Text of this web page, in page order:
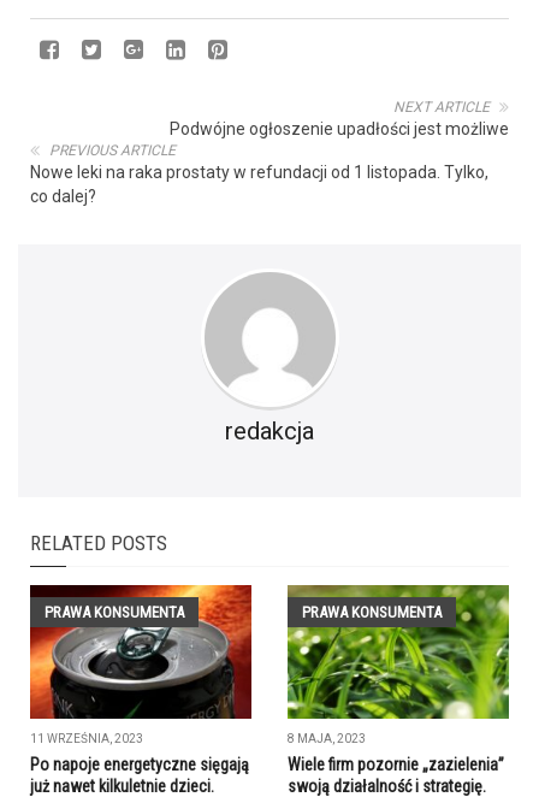
NEXT ARTICLE
Podwójne ogłoszenie upadłości jest możliwe
PREVIOUS ARTICLE
Nowe leki na raka prostaty w refundacji od 1 listopada. Tylko,
co dalej?
redakcja
RELATED POSTS
PRAWA KONSUMENTA
11 WRZEŚNIA, 2023
Po napoje energetyczne sięgają
już nawet kilkuletnie dzieci.
PRAWA KONSUMENTA
8 MAJA, 2023
Wiele firm pozornie „zazielenia”
swoją działalność i strategię.